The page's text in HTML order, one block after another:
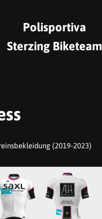
Polisportiva
Sterzing Biketeam
(2019-2023)